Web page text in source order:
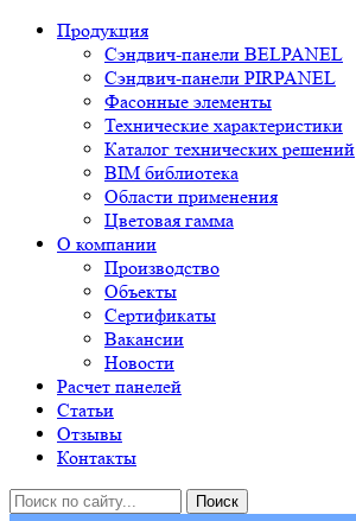
Продукция
Сэндвич-панели BELPANEL
Сэндвич-панели PIRPANEL
Фасонные элементы
Технические характеристики
Каталог технических решений
BIM библиотека
Области применения
Цветовая гамма
О компании
Производство
Объекты
Сертификаты
Вакансии
Новости
Расчет панелей
Статьи
Отзывы
Контакты